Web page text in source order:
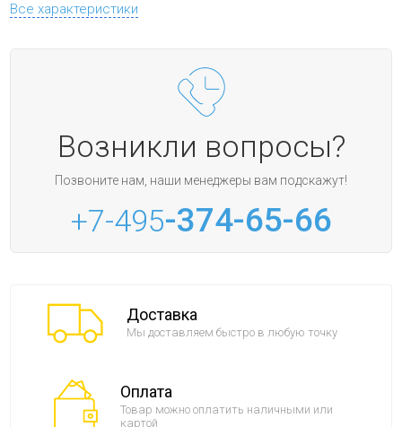
Все характеристики
Возникли вопросы?
Позвоните нам, наши менеджеры вам подскажут!
+7-495-374-65-66
Доставка
Мы доставляем быстро в любую точку
Оплата
Товар можно оплатить наличными или
картой